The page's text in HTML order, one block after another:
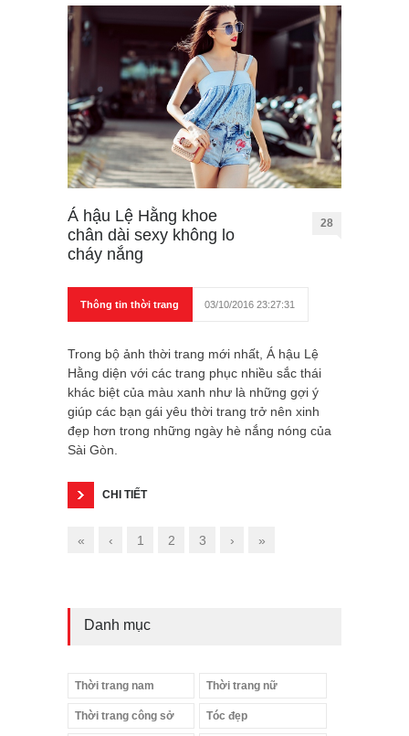
Á hậu Lệ Hằng khoe
chân dài sexy không lo
cháy nắng
28
Thông tin thời trang 03/10/2016 23:27:31
Trong bộ ảnh thời trang mới nhất, Á hậu Lệ
Hằng diện với các trang phục nhiều sắc thái
khác biệt của màu xanh như là những gợi ý
giúp các bạn gái yêu thời trang trở nên xinh
đẹp hơn trong những ngày hè nắng nóng của
Sài Gòn.
CHI TIẾT
« ‹ 1 2 3 › »
Danh mục
Thời trang nam Thời trang nữ
Thời trang công sở Tóc đẹp